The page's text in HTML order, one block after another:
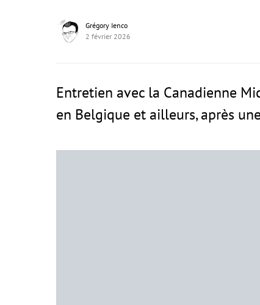
Grégory Ienco
2 février 2026
Entretien avec la Canadienne
en Belgique et ailleurs, après